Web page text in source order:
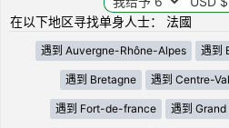
在以下地区寻找单身人士： 法國
遇到 Auvergne-Rhône-Alpes 遇到
遇到 Bretagne 遇到 Centre-
遇到 Fort-de-france 遇到 Grand